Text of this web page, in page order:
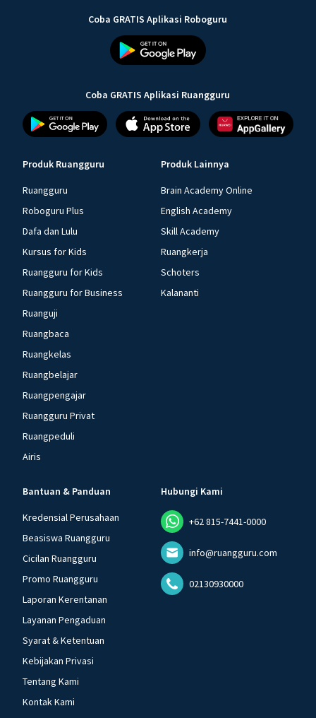
Coba GRATIS Aplikasi Roboguru
Coba GRATIS Aplikasi Ruangguru
Produk Ruangguru
Ruangguru
Roboguru Plus
Dafa dan Lulu
Kursus for Kids
Ruangguru for Kids
Ruangguru for Business
Ruanguji
Ruangbaca
Ruangkelas
Ruangbelajar
Ruangpengajar
Ruangguru Privat
Ruangpeduli
Airis
Produk Lainnya
Brain Academy Online
English Academy
Skill Academy
Ruangkerja
Schoters
Kalananti
Bantuan & Panduan
Kredensial Perusahaan
Beasiswa Ruangguru
Cicilan Ruangguru
Promo Ruangguru
Laporan Kerentanan
Layanan Pengaduan
Syarat & Ketentuan
Kebijakan Privasi
Tentang Kami
Kontak Kami
Hubungi Kami
+62 815-7441-0000
info@ruangguru.com
02130930000